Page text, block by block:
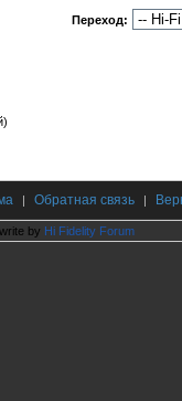
Переход:
| Обратная связь |
by Hi Fidelity Forum